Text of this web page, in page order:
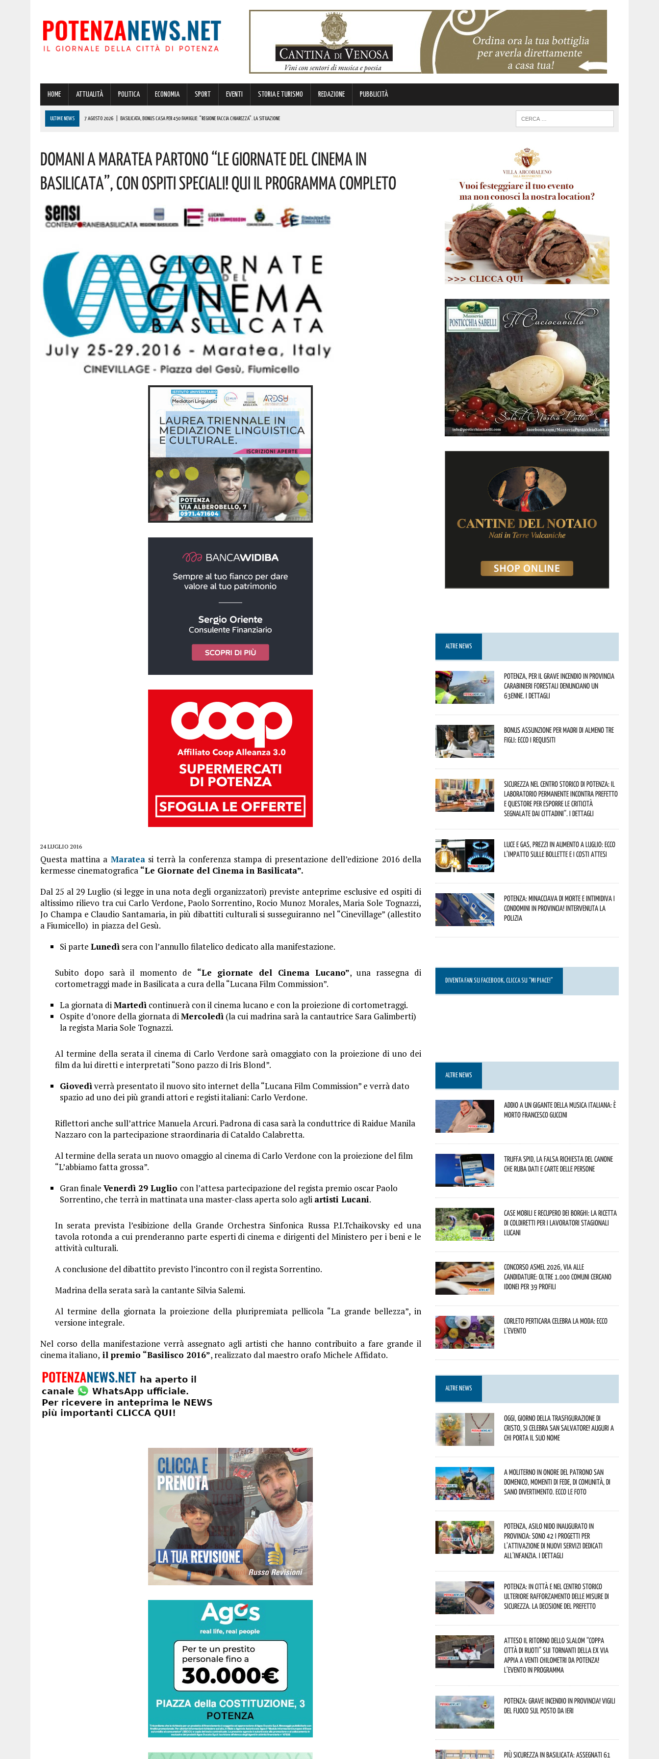
HOME ATTUALITÀ POLITICA ECONOMIA SPORT EVENTI STORIA E TURISMO REDAZIONE PUBBLICITÀ
ULTIME NEWS 7 AGOSTO 2026 BASILICATA, BONUS CASA PER 450 FAMIGLIE: “REGIONE FACCIA CHIAREZZA”. LA SITUAZIONE
7 AGOSTO 2026 | POTENZA E SAN CHIRICO RAPARO INSIEME PER DARE VITA ALLA RETE DEI “COMUNI LUCANI IN FIORE”. I DETTAGLI
7 AGOSTO 2026 | POTENZA: I GEMELLI DIVERSI IN CONCERTO IN PROVINCIA. ECCO QUANDO
DOMANI A MARATEA PARTONO “LE GIORNATE DEL CINEMA IN
BASILICATA”, CON OSPITI SPECIALI! QUI IL PROGRAMMA COMPLETO
24 LUGLIO 2016
Questa mattina a Marateasi terrà la conferenza stampa di presentazione dell’edizione 2016 della
kermesse cinematografica “Le Giornate del Cinema in Basilicata”.
Dal 25 al 29 Luglio (si legge in una nota degli organizzatori) previste anteprime esclusive ed ospiti di
altissimo rilievo tra cui Carlo Verdone, Paolo Sorrentino, Rocio Munoz Morales, Maria Sole Tognazzi,
Jo Champa e Claudio Santamaria, in più dibattiti culturali si susseguiranno nel “Cinevillage” (allestito
a Fiumicello) in piazza del Gesù.
Si parte Lunedì sera con l’annullo filatelico dedicato alla manifestazione.
Subito dopo sarà il momento de “Le giornate del Cinema Lucano”, una rassegna di
cortometraggi made in Basilicata a cura della “Lucana Film Commission”.
La giornata diMartedì continuerà con il cinema lucano e con la proiezione di cortometraggi.
Ospite d’onore della giornata diMercoledì (la cui madrina sarà la cantautrice Sara Galimberti)
la regista Maria Sole Tognazzi.
Al termine della serata il cinema di Carlo Verdone sarà omaggiato con la proiezione di uno dei
film da lui diretti e interpretati “Sono pazzo di Iris Blond”.
Giovedìverrà presentato il nuovo sito internet della “Lucana Film Commission” e verrà dato
spazio ad uno dei più grandi attori e registi italiani: Carlo Verdone.
Riflettori anche sull’attrice Manuela Arcuri. Padrona di casa sarà la conduttrice di Raidue Manila
Nazzaro con la partecipazione straordinaria di Cataldo Calabretta.
Al termine della serata un nuovo omaggio al cinema di Carlo Verdone con la proiezione del film
“L’abbiamo fatta grossa”.
Gran finale Venerdì 29 Luglio con l’attesa partecipazione del regista premio oscar Paolo
Sorrentino, che terrà in mattinata una master-class aperta solo agli artisti Lucani.
In serata prevista l’esibizione della Grande Orchestra Sinfonica Russa P.I.Tchaikovsky ed una
tavola rotonda a cui prenderanno parte esperti di cinema e dirigenti del Ministero per i beni e le
attività culturali.
A conclusione del dibattito previsto l’incontro con il regista Sorrentino.
Madrina della serata sarà la cantante Silvia Salemi.
Al termine della giornata la proiezione della pluripremiata pellicola “La grande bellezza”, in
versione integrale.
Nel corso della manifestazione verrà assegnato agli artisti che hanno contribuito a fare grande il
cinema italiano, il premio “Basilisco 2016”, realizzato dal maestro orafo Michele Affidato.
ALTRE NEWS
Potenza, per il grave incendio in Provincia
Carabinieri forestali denunciano un
63enne. I dettagli
Bonus assunzione per madri di almeno tre
figli: ecco i requisiti
Sicurezza nel Centro Storico di Potenza: il
Laboratorio Permanente incontra Prefetto
e Questore per esporre le criticità
segnalate dai cittadini”. I dettagli
Luce e gas, prezzi in aumento a luglio: ecco
l’impatto sulle bollette e i costi attesi
Potenza: minacciava di morte e intimidiva i
condomini in provincia! Intervenuta la
Polizia
DIVENTA FAN SU FACEBOOK, CLICCA SU “MI PIACE!”
ALTRE NEWS
Addio a un gigante della musica italiana: è
morto Francesco Guccini
Truffa Spid, la falsa richiesta del canone
che ruba dati e carte delle persone
Case mobili e recupero dei borghi: la ricetta
di Coldiretti per i lavoratori stagionali
lucani
Concorso Asmel 2026, via alle
candidature: oltre 1.000 Comuni cercano
idonei per 39 profili
Corleto Perticara celebra la moda: ecco
l’evento
ALTRE NEWS
Oggi, giorno della Trasfigurazione di
Cristo, si celebra San Salvatore! Auguri a
chi porta il suo nome
A Moliterno in onore del Patrono San
Domenico, momenti di fede, di comunità, di
sano divertimento. Ecco le foto
Potenza, asilo nido inaugurato in
provincia: sono 42 i progetti per
l’attivazione di nuovi servizi dedicati
all’infanzia. I dettagli
Potenza: in città e nel centro storico
ulteriore rafforzamento delle misure di
sicurezza. La decisione del Prefetto
Atteso il ritorno dello slalom “Coppa
Città di Ruoti” sui tornanti della ex via
Appia a venti chilometri da Potenza!
L’evento in programma
Potenza: grave incendio in Provincia! Vigili
del fuoco sul posto da ieri
Più sicurezza in Basilicata: assegnati 61